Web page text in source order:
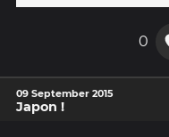
0
09 September 2015
Japon !